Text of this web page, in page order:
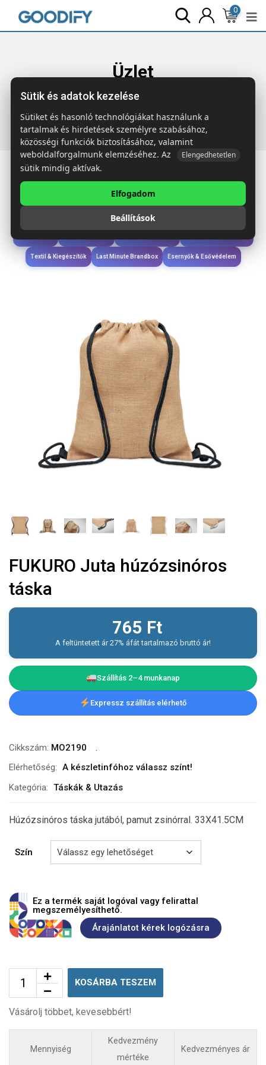
0
Üzlet
Főoldal Termékek Táskák & Utazás
húzózsinóros táska
Étkezés & Ivás
Wellness & Ápolás
Textil & Kiegészítők Last Minute Brandbox Esernyők & Esővédelem
FUKURO Juta húzózsinóros
táska
765 Ft
A feltüntetett ár 27% áfát tartalmazó bruttó ár!
Szállítás 2–4 munkanap
Expressz szállítás elérhető
Cikkszám: MO2190
Elérhetőség: A készletinfóhoz válassz színt!
Kategória: Táskák & Utazás
Húzózsinóros táska jutából, pamut zsinórral. 33X41.5CM
Szín
Ez a termék saját logóval vagy felirattal
megszemélyesíthető.
Árajánlatot kérek logózásra
KOSÁRBA TESZEM
Vásárolj többet, kevesebbért!
Mennyiség
Kedvezmény
mértéke
Kedvezményes ár
Sütik és adatok kezelése
Sütiket és hasonló technológiákat használunk a
tartalmak és hirdetések személyre szabásához,
közösségi funkciók biztosításához, valamint
weboldalforgalmunk elemzéséhez. Az
Elengedhetetlen
sütik mindig aktívak.
Elfogadom
Beállítások